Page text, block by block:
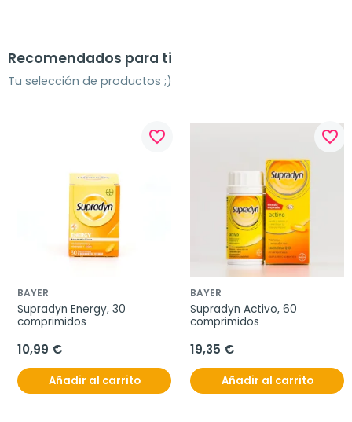
Recomendados para ti
Tu selección de productos ;)
favorite_border
BAYER
Supradyn Energy, 30
comprimidos
10,99 €
Añadir al carrito
favorite_border
BAYER
Supradyn Activo, 60
comprimidos
19,35 €
Añadir al carrito